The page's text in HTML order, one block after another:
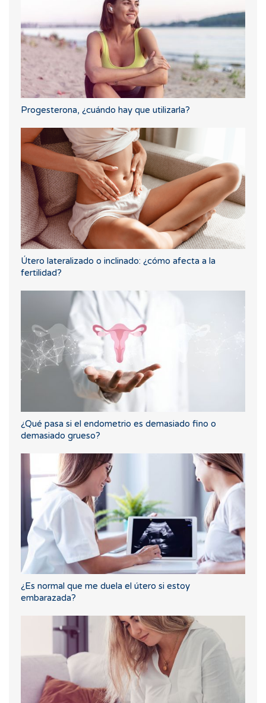
Progesterona, ¿cuándo hay que utilizarla?
Útero lateralizado o inclinado: ¿cómo afecta a la
fertilidad?
¿Qué pasa si el endometrio es demasiado fino o
demasiado grueso?
¿Es normal que me duela el útero si estoy
embarazada?